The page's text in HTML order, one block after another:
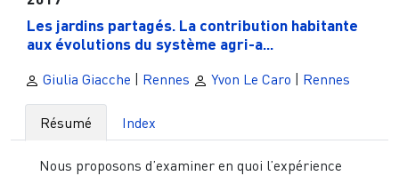
Les jardins partagés. La contribution habitante
aux évolutions du système agri-a...
Giulia Giacche | Rennes Yvon Le Caro | Rennes
Résumé Index
Nous proposons d’examiner en quoi l’expérience